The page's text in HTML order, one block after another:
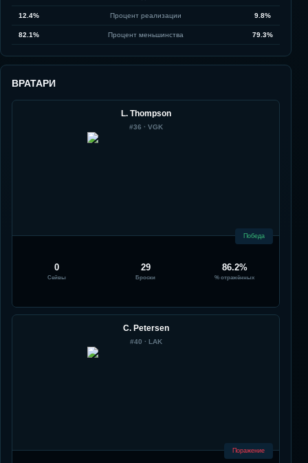
12.4% Процент реализации 9.8%
82.1% Процент меньшинства 79.3%
ВРАТАРИ
L. Thompson
#36 · VGK
Победа
0
Сейвы
29
Броски
86.2%
% отражённых
C. Petersen
#40 · LAK
Поражение